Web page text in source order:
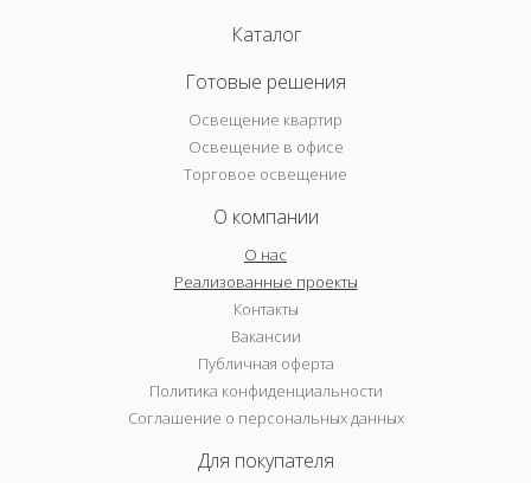
Каталог
Готовые решения
Освещение квартир
Освещение в офисе
Торговое освещение
О компании
О нас
Реализованные проекты
Контакты
Вакансии
Публичная оферта
Политика конфиденциальности
Соглашение о персональных данных
Для покупателя